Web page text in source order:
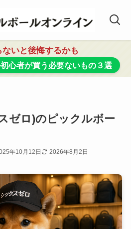
いと後悔するかも
心者が買う必要ないもの３選
ゼロ)のピックルボー
年10月12日 2026年8月2日